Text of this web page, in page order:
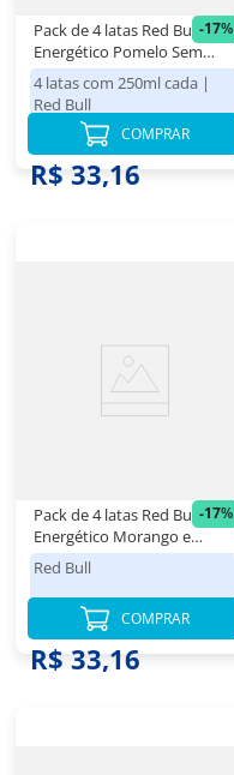
-17%
Pack de 4 latas Red Bull
Energético Pomelo Sem
Açúcar 250ml
4 latas com 250ml cada |
Red Bull
R$ 39,98
R$ 33,16
COMPRAR
-17%
Pack de 4 latas Red Bull
Energético Morango e
Pêssego 250ml
Red Bull
R$ 39,98
R$ 33,16
COMPRAR